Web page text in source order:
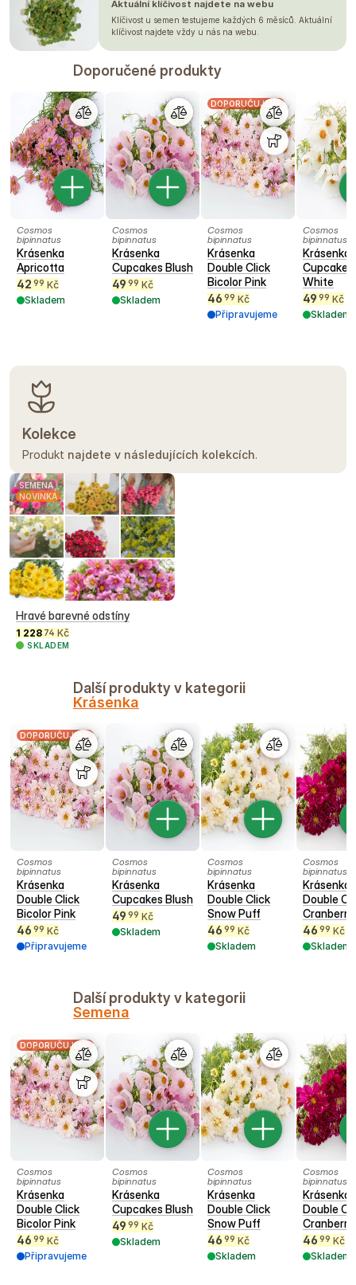
Aktuální klíčivost najdete na webu
Klíčivost u semen testujeme každých 6 měsíců. Aktuální
klíčivost najdete vždy u nás na webu.
Doporučené produkty
Cosmos
bipinnatus
Krásenka
Apricotta
42 99 Kč
Skladem
Cosmos
bipinnatus
Krásenka
Cupcakes Blush
49 99 Kč
Skladem
DOPORUČUJEME
Cosmos
bipinnatus
Krásenka
Double Click
Bicolor Pink
46 99 Kč
Připravujeme
Cosmos
bipinnatus
Krásenka
Cupcakes
White
49 99 Kč
Skladem
Kolekce
Produkt najdete v následujících kolekcích.
SEMENA
NOVINKA
Hravé barevné odstíny
1 228 74 Kč
SKLADEM
Další produkty v kategorii
Krásenka
DOPORUČUJEME
Cosmos
bipinnatus
Krásenka
Double Click
Bicolor Pink
46 99 Kč
Připravujeme
Cosmos
bipinnatus
Krásenka
Cupcakes Blush
49 99 Kč
Skladem
Cosmos
bipinnatus
Krásenka
Double Click
Snow Puff
46 99 Kč
Skladem
Cosmos
bipinnatus
Krásenka
Double
46 99 Kč
Skladem
Další produkty v kategorii
Semena
DOPORUČUJEME
Cosmos
bipinnatus
Krásenka
Double Click
Bicolor Pink
46 99 Kč
Připravujeme
Cosmos
bipinnatus
Krásenka
Cupcakes Blush
49 99 Kč
Skladem
Cosmos
bipinnatus
Krásenka
Double Click
Snow Puff
46 99 Kč
Skladem
Cosmos
bipinnatus
Krásenka
Double
46 99 Kč
Skladem